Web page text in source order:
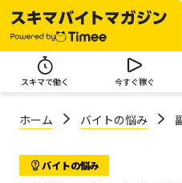
スキマで働く 今すぐ稼ぐ
ホーム バイトの悩み
バイトの悩み